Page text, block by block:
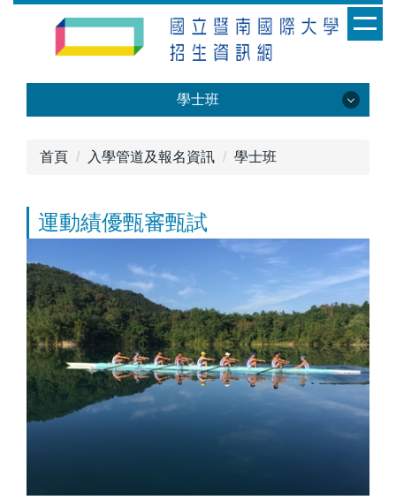
學士班
學士班
特殊選才
申請入學
分發入學
原住民族專班單獨招生
運動績優單獨招生
身心障礙生甄試
首頁 入學管道及報名資訊 學士班
運動績優甄審甄試